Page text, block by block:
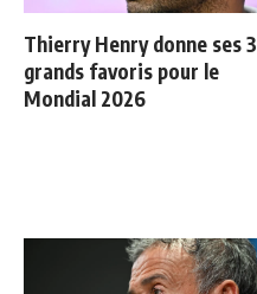
Thierry Henry donne ses 3
grands favoris pour le
Mondial 2026